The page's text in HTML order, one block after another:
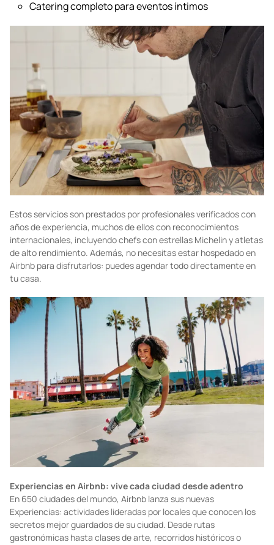
Catering completo para eventos íntimos
Estos servicios son prestados por profesionales verificados con
años de experiencia, muchos de ellos con reconocimientos
internacionales, incluyendo chefs con estrellas Michelin y atletas
de alto rendimiento. Además, no necesitas estar hospedado en
Airbnb para disfrutarlos: puedes agendar todo directamente en
tu casa.
Experiencias en Airbnb: vive cada ciudad desde adentro
En 650 ciudades del mundo, Airbnb lanza sus nuevas
Experiencias: actividades lideradas por locales que conocen los
secretos mejor guardados de su ciudad. Desde rutas
gastronómicas hasta clases de arte, recorridos históricos o